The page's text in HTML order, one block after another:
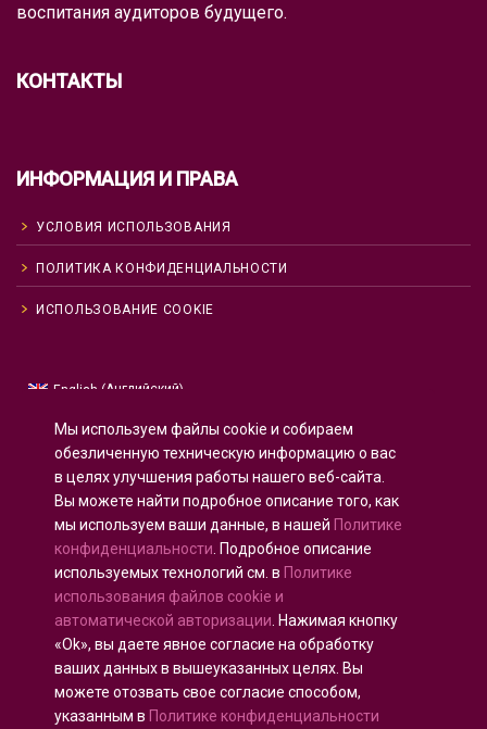
воспитания аудиторов будущего.
КОНТАКТЫ
ИНФОРМАЦИЯ И ПРАВА
УСЛОВИЯ ИСПОЛЬЗОВАНИЯ
ПОЛИТИКА КОНФИДЕНЦИАЛЬНОСТИ
ИСПОЛЬЗОВАНИЕ COOKIE
English (Английский)
Русский
Español(Испанский)
Français( Французский )
Немецкий
العربية( Арабский )
Português(Португальский, Португалия )
Все права защищены © 2020 - 2025 U-INTOSAI
Мы используем файлы cookie и собираем
обезличенную техническую информацию о вас
в целях улучшения работы нашего веб-сайта.
Вы можете найти подробное описание того, как
мы используем ваши данные, в нашей Политике
конфиденциальности . Подробное описание
используемых технологий см. в Политике
использования файлов cookie и
автоматической авторизации . Нажимая кнопку
«Ok», вы даете явное согласие на обработку
ваших данных в вышеуказанных целях. Вы
можете отозвать свое согласие способом,
указанным в Политике конфиденциальности